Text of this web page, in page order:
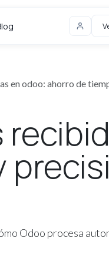
ahorro de tiempo y
Odoo procesa